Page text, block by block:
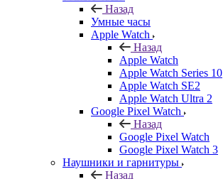
Назад
Умные часы
Apple Watch
Назад
Apple Watch
Apple Watch Series 10
Apple Watch SE2
Apple Watch Ultra 2
Google Pixel Watch
Назад
Google Pixel Watch
Google Pixel Watch 3
Наушники и гарнитуры
Назад